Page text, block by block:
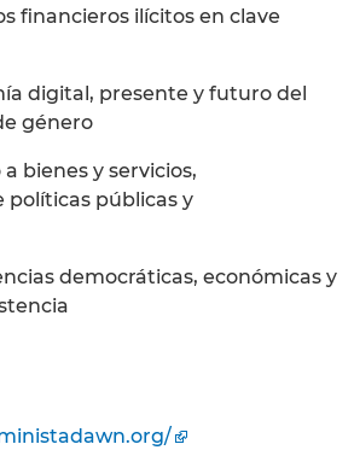
financieros ilícitos en clave
digital, presente y futuro del
género
bienes y servicios,
públicas y
democráticas, económicas y